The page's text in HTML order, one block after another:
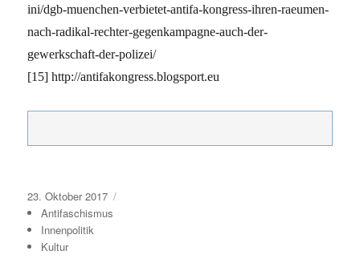
ini/dgb-muenchen-verbietet-antifa-kongress-ihren-raeumen-
nach-radikal-rechter-gegenkampagne-auch-der-
gewerkschaft-der-polizei/
[15] http://antifakongress.blogsport.eu
Veröffentlicht
am
23. Oktober 2017
Antifaschismus
Innenpolitik
Kultur